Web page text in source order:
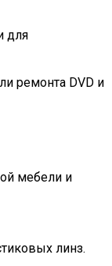
для
ремонта DVD и
мебели и
линз.